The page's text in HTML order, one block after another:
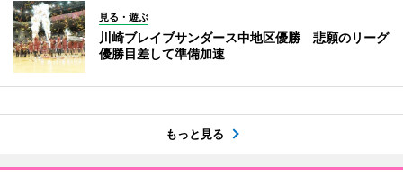
見る・遊ぶ
川崎ブレイブサンダース中地区優勝 悲願のリーグ
優勝目差して準備加速
もっと見る